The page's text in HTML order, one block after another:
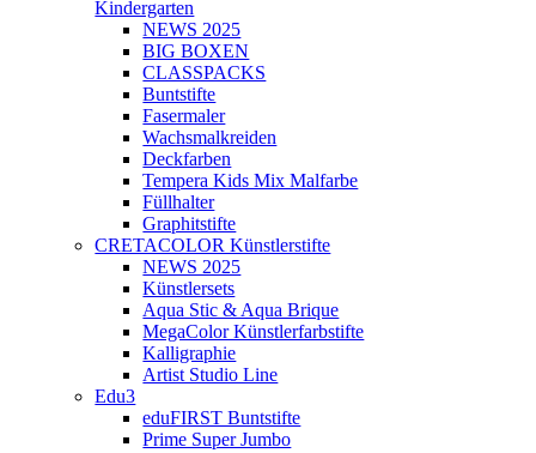
Kindergarten
NEWS 2025
BIG BOXEN
CLASSPACKS
Buntstifte
Fasermaler
Wachsmalkreiden
Deckfarben
Tempera Kids Mix Malfarbe
Füllhalter
Graphitstifte
CRETACOLOR Künstlerstifte
NEWS 2025
Künstlersets
Aqua Stic & Aqua Brique
MegaColor Künstlerfarbstifte
Kalligraphie
Artist Studio Line
Edu3
eduFIRST Buntstifte
Prime Super Jumbo